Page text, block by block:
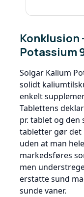
Konklusion
Potassium
Solgar Kalium
solidt
enkelt
Tablettens
pr. tablet og den
tabletter gør det
uden at man
markedsføres
men
erstatte sund
sunde vaner.